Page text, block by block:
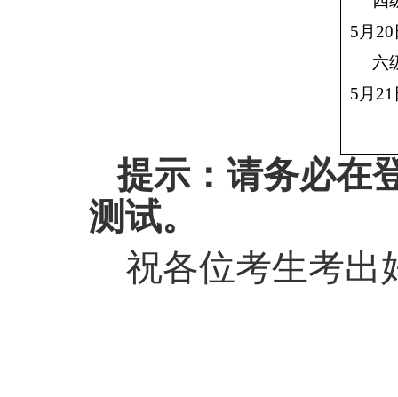
5 月 20
六
5 月 21
提示：请务必在
测试。
祝各位考生考出